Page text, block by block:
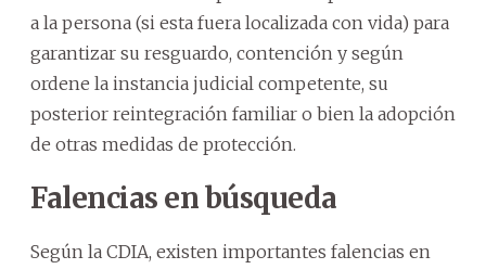
a la persona (si esta fuera localizada con vida) para
garantizar su resguardo, contención y según
ordene la instancia judicial competente, su
posterior reintegración familiar o bien la adopción
de otras medidas de protección.
Falencias en búsqueda
Según la CDIA, existen importantes falencias en